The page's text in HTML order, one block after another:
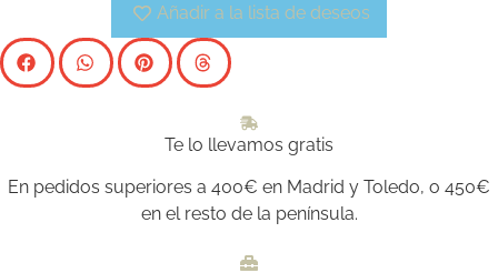
Añadir a la lista de deseos
Te lo llevamos gratis
En pedidos superiores a 400€ en Madrid y Toledo, o 450€
en el resto de la península.